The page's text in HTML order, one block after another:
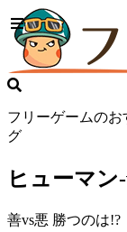
フリーゲームの
グ
ヒューマン
善vs悪 勝つのは!?